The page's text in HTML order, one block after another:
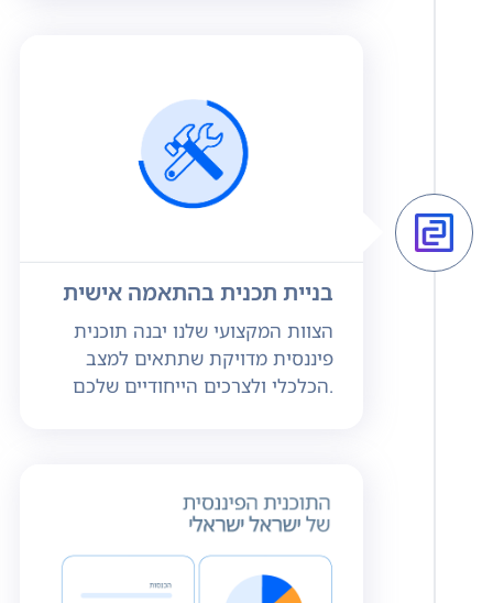
בניית תכנית בהתאמה אישית
הצוות המקצועי שלנו יבנה תוכנית
פיננסית מדויקת שתתאים למצב
הכלכלי ולצרכים הייחודיים שלכם.